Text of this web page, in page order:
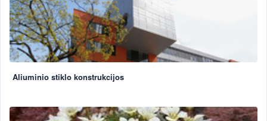
Aliuminio stiklo konstrukcijos